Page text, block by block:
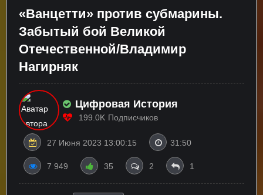
«Ванцетти» против субмарины.
Забытый бой Великой
Отечественной/Владимир
Нагирняк
Цифровая История
199.0K Подписчиков
27 Июня 2023 13:00:15 31:50
7 949 35 2 1